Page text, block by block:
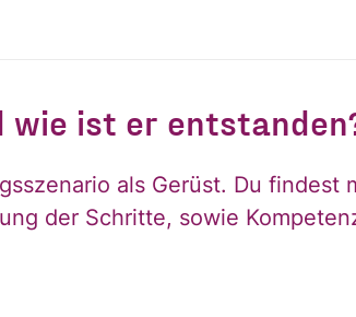
wie ist er
als Gerüst. Du findest
der Schritte, sowie
Civic Data Lab per E-
Ich habe die
in den